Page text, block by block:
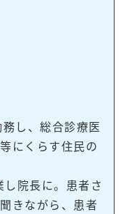
し、総合診療医
にくらす住民の
院長に。患者さ
きながら、患者